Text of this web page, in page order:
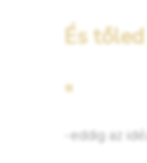
És
"
-eddig az